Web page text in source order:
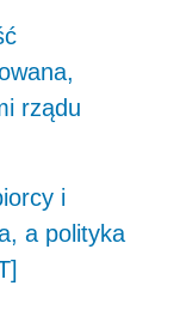
rządu
i
a polityka